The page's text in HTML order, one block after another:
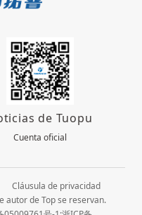
de Tuopu
Cuenta oficial
Cláusula de privacidad
autor de Top se reservan.